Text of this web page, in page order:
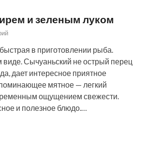
и зеленым луком
в приготовлении рыба.
Сычуаньский не острый перец
дает интересное приятное
мятное — легкий
ощущением свежести.
и полезное блюдо.…